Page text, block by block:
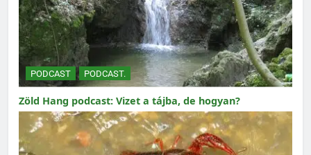
PODCAST PODCAST.
Zöld Hang podcast: Vizet a tájba, de hogyan?